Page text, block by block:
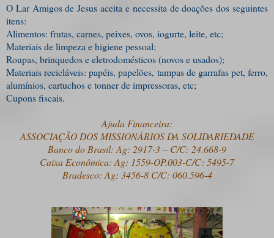
O Lar Amigos de Jesus aceita e necessita de doações dos seguintes
itens:
Alimentos: frutas, carnes, peixes, ovos, iogurte, leite, etc;
Materiais de limpeza e higiene pessoal;
Roupas, brinquedos e eletrodomésticos (novos e usados);
Materiais recicláveis: papéis, papelões, tampas de garrafas pet, ferro,
alumínios, cartuchos e tonner de impressoras, etc;
Cupons fiscais.
Ajuda Financeira:
ASSOCIAÇÃO DOS MISSIONÁRIOS DA SOLIDARIEDADE
Banco do Brasil: Ag: 2917-3 – C/C: 24.668-9
Caixa Econômica: Ag: 1559-OP.003-C/C: 5495-7
Bradesco: Ag: 3456-8 C/C: 060.596-4